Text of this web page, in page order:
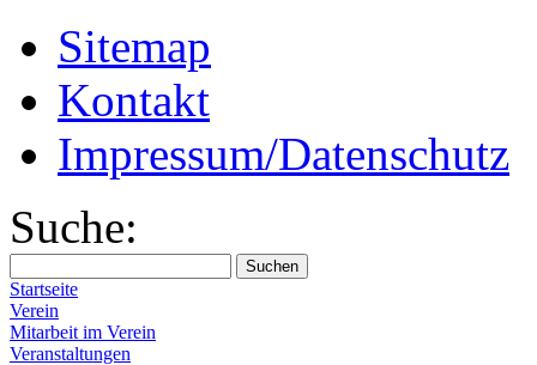
Sitemap
Kontakt
Impressum/Datenschutz
Suche:
Startseite
Verein
Mitarbeit im Verein
Veranstaltungen